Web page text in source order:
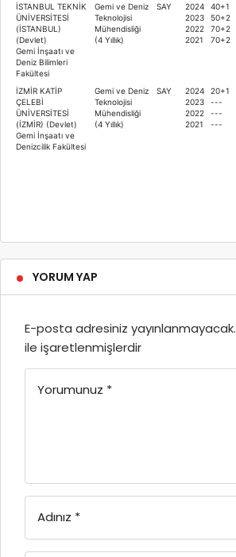
İSTANBUL TEKNİK
ÜNİVERSİTESİ
(İSTANBUL)
(Devlet)
Gemi İnşaatı ve
Deniz Bilimleri
Fakültesi
Gemi ve Deniz
Teknolojisi
Mühendisliği
(4 Yıllık)
SAY
2024
2023
2022
2021
40+1
50+2
70+2
70+2
İZMİR KATİP
ÇELEBİ
ÜNİVERSİTESİ
(İZMİR) (Devlet)
Gemi İnşaatı ve
Denizcilik Fakültesi
Gemi ve Deniz
Teknolojisi
Mühendisliği
(4 Yıllık)
SAY
2024
2023
2022
2021
20+1
---
---
---
YORUM YAP
E-posta adresiniz yayınlanmayacak.
ile işaretlenmişlerdir
Yorumunuz *
Adınız *